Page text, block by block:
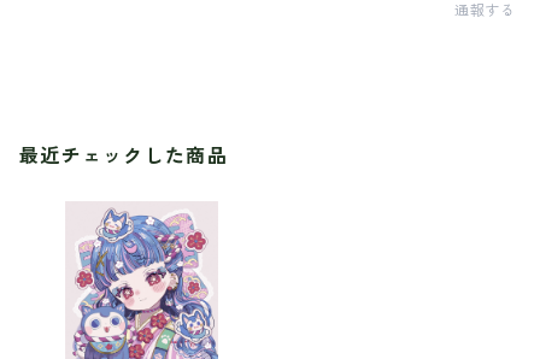
通報する
最近チェックした商品